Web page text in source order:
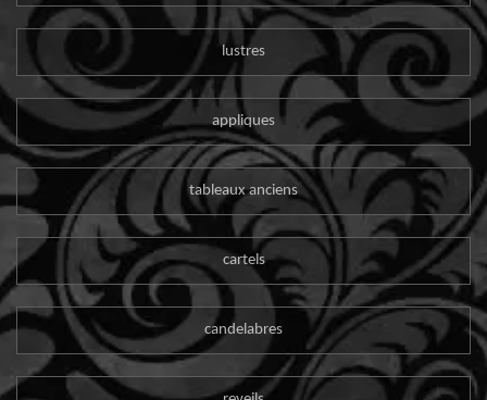
lustres
appliques
tableaux anciens
cartels
candelabres